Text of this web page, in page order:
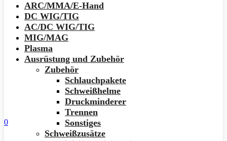
ARC/MMA/E-Hand
DC WIG/TIG
AC/DC WIG/TIG
MIG/MAG
Plasma
Ausrüstung und Zubehör
Zubehör
Schlauchpakete
Schweißhelme
Druckminderer
Trennen
Sonstiges
Schweißzusätze
0